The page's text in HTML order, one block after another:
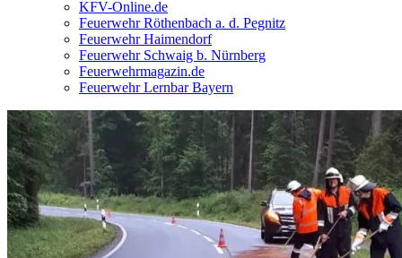
KFV-Online.de
Feuerwehr Röthenbach a. d. Pegnitz
Feuerwehr Haimendorf
Feuerwehr Schwaig b. Nürnberg
Feuerwehrmagazin.de
Feuerwehr Lernbar Bayern